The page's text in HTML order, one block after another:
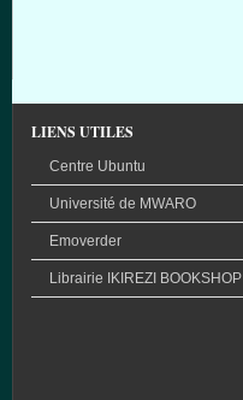
LIENS UTILES
Centre Ubuntu
Université de MWARO
Emoverder
Librairie IKIREZI BOOKSHOP